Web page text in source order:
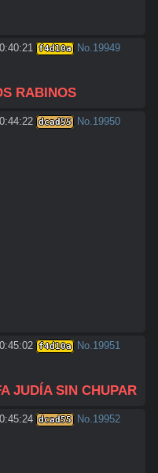
f4d10a No. 19949
RABINOS
dcad55 No. 19950
f4d10a No. 19951
JUDÍA SIN CHUPAR
dcad55 No. 19952